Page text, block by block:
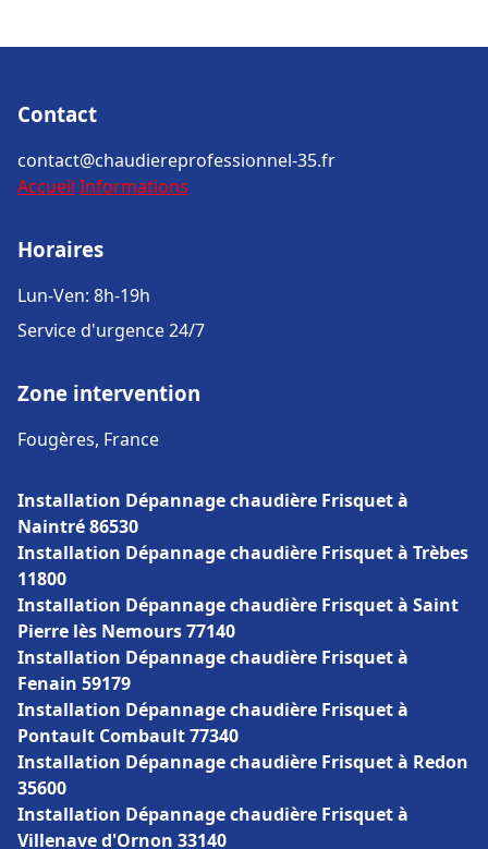
Contact
contact@chaudiereprofessionnel-35.fr
Accueil Informations
Horaires
Lun-Ven: 8h-19h
Service d'urgence 24/7
Zone intervention
Fougères, France
Installation Dépannage chaudière Frisquet à
Naintré 86530
Installation Dépannage chaudière Frisquet à Trèbes
11800
Installation Dépannage chaudière Frisquet à Saint
Pierre lès Nemours 77140
Installation Dépannage chaudière Frisquet à
Fenain 59179
Installation Dépannage chaudière Frisquet à
Pontault Combault 77340
Installation Dépannage chaudière Frisquet à Redon
35600
Installation Dépannage chaudière Frisquet à
Villenave d'Ornon 33140